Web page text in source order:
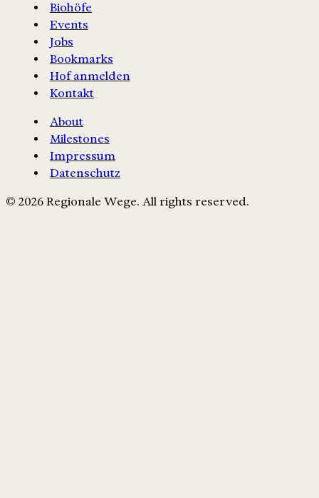
Biohöfe
Events
Jobs
Bookmarks
Hof anmelden
Kontakt
About
Milestones
Impressum
Datenschutz
© 2026 Regionale Wege. All rights reserved.